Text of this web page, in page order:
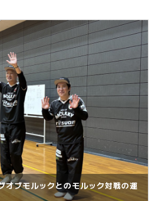
オブモルックとのモルック対戦の運